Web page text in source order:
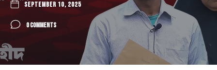
SEPTEMBER 10, 2025
0 COMMENTS